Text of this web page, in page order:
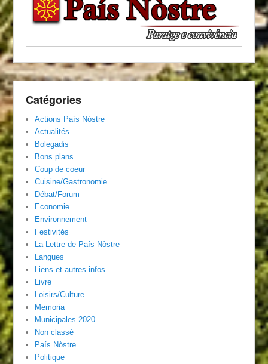
Catégories
Actions País Nòstre
Actualités
Bolegadis
Bons plans
Coup de coeur
Cuisine/Gastronomie
Débat/Forum
Economie
Environnement
Festivités
La Lettre de País Nòstre
Langues
Liens et autres infos
Livre
Loisirs/Culture
Memoria
Municipales 2020
Non classé
País Nòstre
Politique